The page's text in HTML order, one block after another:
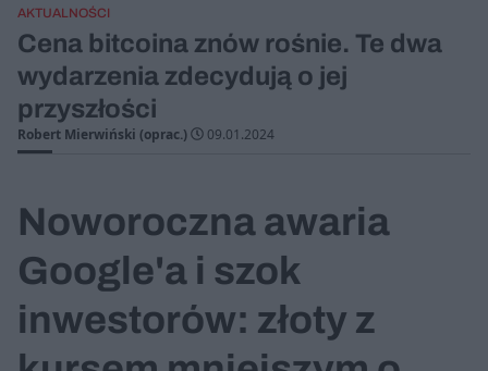
AKTUALNOŚCI
Cena bitcoina znów rośnie. Te dwa
wydarzenia zdecydują o jej
przyszłości
Robert Mierwiński (oprac.) 09.01.2024
Noworoczna awaria
Google'a i szok
inwestorów: złoty z